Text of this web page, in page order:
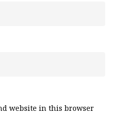
website in this browser